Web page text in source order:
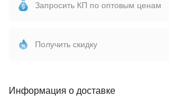
Запросить КП по оптовым ценам
Получить скидку
Информация о доставке